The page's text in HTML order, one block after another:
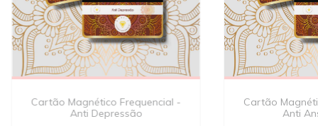
Cartão Magnético Frequencial -
Anti Depressão
Cartão
Anti